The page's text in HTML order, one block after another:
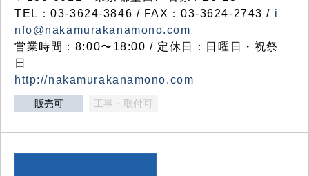
TEL：03-3624-3846 / FAX：03-3624-2743 / i
nfo@nakamurakanamono.com
営業時間：8:00〜18:00 / 定休日：日曜日・祝祭
日
http://nakamurakanamono.com
販売可 工事・取付可